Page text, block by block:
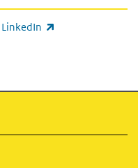
LinkedIn
link)